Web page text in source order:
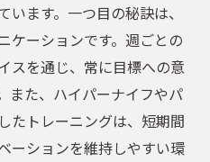
定方法
モチベーション維持術
管理の連携
トータルケア
次のステップ
ます。一つ目の秘訣は、
ケーションです。週ごとの
スを通じ、常に目標への意
また、ハイパーナイフやパ
たトレーニングは、短期間
ーションを維持しやすい環